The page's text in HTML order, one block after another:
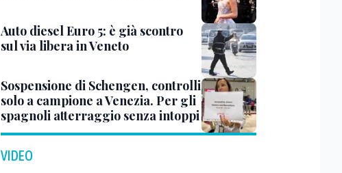
Auto diesel Euro 5: è già scontro
sul via libera in Veneto
Sospensione di Schengen, controlli
solo a campione a Venezia. Per gli
spagnoli atterraggio senza intoppi
VIDEO